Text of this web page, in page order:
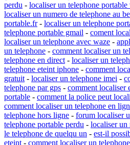
perdu - localiser un telephone
localiser un numero de telephone au
portable.fr- localiser un telephone
telephone portable gmail - coment
localiser un telephone avec waze -
un telephone - comment localiser un
telephone en direct - localiser un
telephone eteint iphone - comment
gratuit - localiser un telephone imei -
telephone par gps - comment localiser
portable - comment la police peut
comment localiser un telephone en
telephone hors ligne - forum localiser
telephone portable perdu - localiser un
le telephone de quelqu un - est-il
eteint - comment localiser un